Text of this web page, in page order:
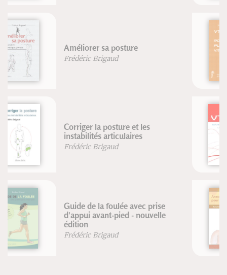
VTT rouler plus vite
Jean-Paul Stéphan
VTT Maîtriser les techniques
Brian Lopes
Lee McCormack
Anatomie pour la voix - Nouvelle
édition
François Germain